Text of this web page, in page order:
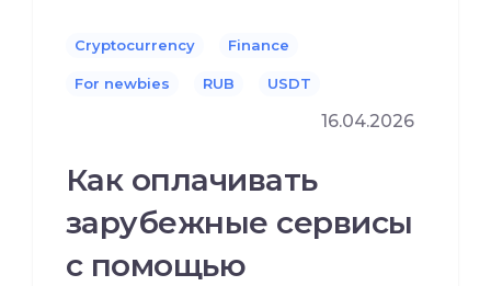
Cryptocurrency Finance
For newbies RUB USDT
16.04.2026
Как оплачивать
зарубежные сервисы
с помощью